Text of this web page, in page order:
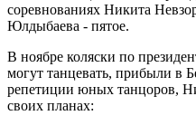
соревнованиях Никита
Юлдыбаева - пятое.
В ноябре коляски по
могут танцевать, прибыли в
репетиции юных танцоров,
своих планах: